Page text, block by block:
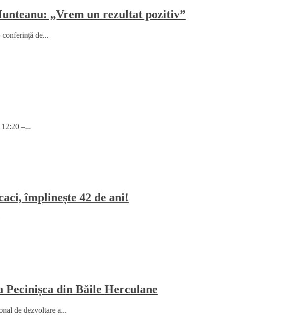
„Vrem un rezultat pozitiv”
de...
–...
împlinește 42 de ani!
din Băile Herculane
de dezvoltare a...